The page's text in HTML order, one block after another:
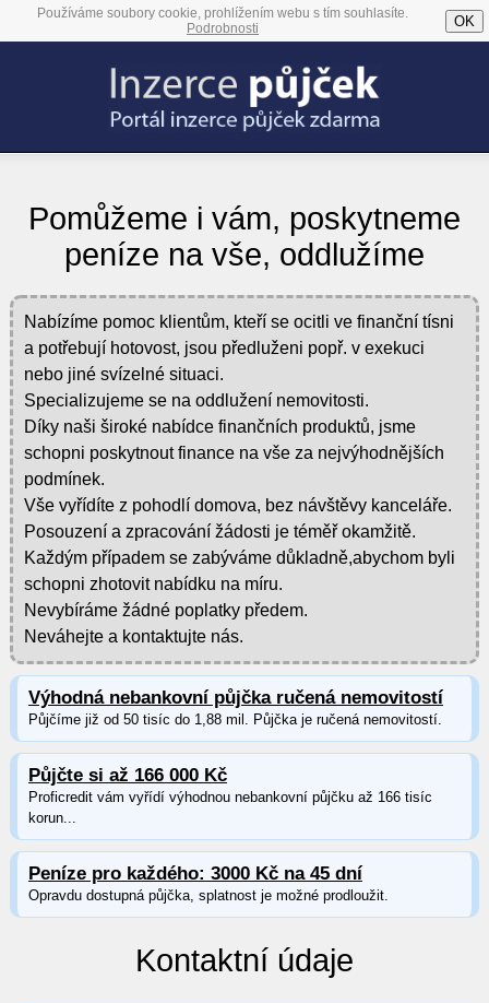
Používáme soubory cookie, prohlížením webu s tím souhlasíte.
Podrobnosti
OK
Pomůžeme i vám, poskytneme
peníze na vše, oddlužíme
Nabízíme pomoc klientům, kteří se ocitli ve finanční tísni
a potřebují hotovost, jsou předluženi popř. v exekuci
nebo jiné svízelné situaci.
Specializujeme se na oddlužení nemovitosti.
Díky naši široké nabídce finančních produktů, jsme
schopni poskytnout finance na vše za nejvýhodnějších
podmínek.
Vše vyřídíte z pohodlí domova, bez návštěvy kanceláře.
Posouzení a zpracování žádosti je téměř okamžitě.
Každým případem se zabýváme důkladně,abychom byli
schopni zhotovit nabídku na míru.
Nevybíráme žádné poplatky předem.
Neváhejte a kontaktujte nás.
Výhodná nebankovní půjčka ručená nemovitostí
Půjčíme již od 50 tisíc do 1,88 mil. Půjčka je ručená nemovitostí.
Půjčte si až 166 000 Kč
Proficredit vám vyřídí výhodnou nebankovní půjčku až 166 tisíc
korun...
Peníze pro každého: 3000 Kč na 45 dní
Opravdu dostupná půjčka, splatnost je možné prodloužit.
Kontaktní údaje